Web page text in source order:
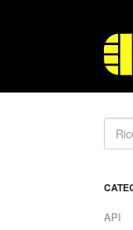
API